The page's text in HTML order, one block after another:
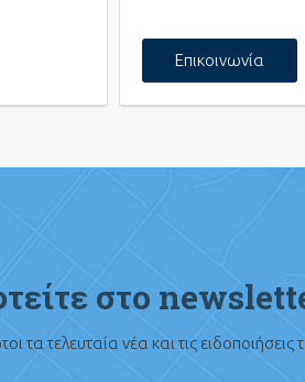
Επικοινωνία
στο
τα τελευταία νέα και τις